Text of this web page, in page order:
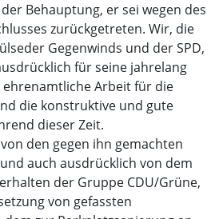
Behauptung, er sei wegen des
zurückgetreten. Wir, die
Gegenwinds und der SPD,
für seine jahrelang
Arbeit für die
die konstruktive und gute
dieser Zeit.
den gegen ihn gemachten
auch ausdrücklich von dem
der Gruppe CDU/Grüne,
von gefassten